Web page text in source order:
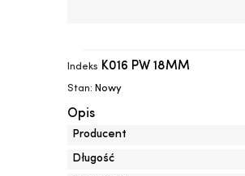
Indeks K016 PW 18MM
Stan: Nowy
Opis
Producent
Długość